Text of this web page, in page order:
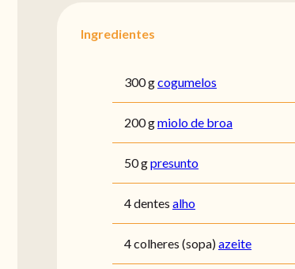
Ingredientes
300 gcogumelos
200 gmiolo de broa
50 gpresunto
4 dentes alho
4 colheres (sopa)azeite